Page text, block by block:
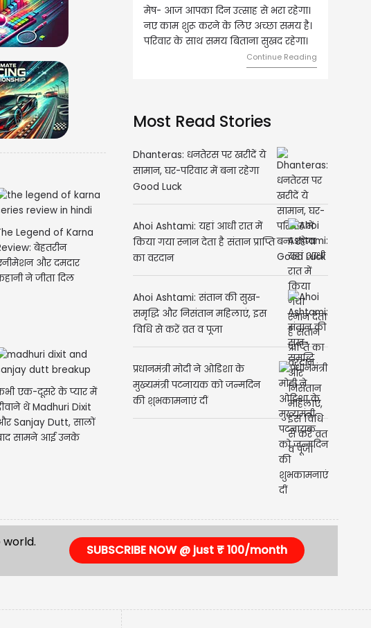
Legend of Karna
बेहतरीन
और दमदार
ने जीता दिल
एक-दूसरे के प्यार में
थे Madhuri Dixit
Sanjay Dutt, सालों
सामने आई उनके
मेष- आज आपका दिन उत्साह से भरा रहेगा।
नए काम शुरू करने के लिए अच्छा समय है।
परिवार के साथ समय बिताना सुखद रहेगा।
वृष- आज का दिन इस राशि के जातकों के
लिए शुभ रहने वाला है। धन और नौकरी के
मामलों में सफलता मिलेगी। मित्रों से
मेलजोल बढ़ेगा। आर्थिक निवेश सोच-
समझकर...
Most Read Stories
Dhanteras: धनतेरस पर खरीदें ये
सामान, घर-परिवार में बना रहेगा
Ahoi Ashtami: यहां आधी रात में
किया गया स्नान देता है संतान प्राप्ति
Ahoi Ashtami: संतान की सुख-
समृद्धि और निसंतान महिलाएं, इस
प्रधानमंत्री मोदी ने ओडिशा के
मुख्यमंत्री पटनायक को जन्मदिन
SUBSCRIBE NOW @ just ₹ 100/month